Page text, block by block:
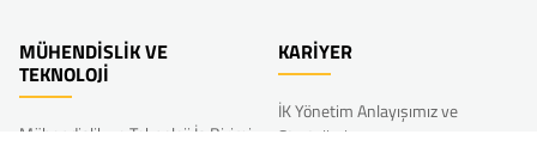
MÜHENDİSLİK VE
TEKNOLOJİ
Mühendislik ve Teknoloji İş Birimi
KARİYER
İK Yönetim Anlayışımız ve
Stratejimiz